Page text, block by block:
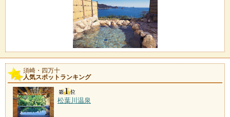
須崎・四万十
人気スポットランキング
松葉川温泉